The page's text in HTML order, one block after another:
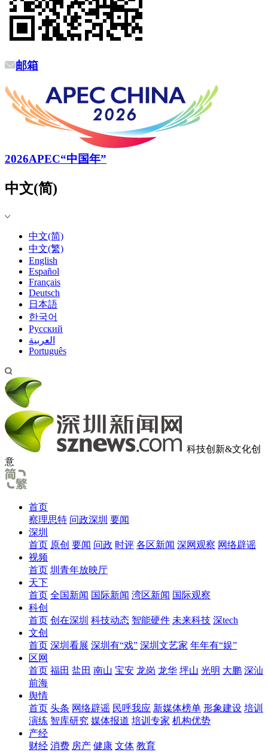
邮箱
2026APEC“中国年”
中文(简)
中文(简)
中文(繁)
English
Español
Français
Deutsch
日本語
한국어
Pусский
العربية
Português
科技创新&文化创
意
首页
察理思特 问政深圳 要闻
深圳
首页 原创 要闻 问政 时评 各区新闻 深网观察 网络辟谣
视频
首页 圳青年放映厅
天下
首页 全国新闻 国际新闻 湾区新闻 国际观察
科创
首页 创在深圳 科技动态 智能硬件 未来科技 深tech
文创
首页 深圳看展 深圳有“戏” 深圳文艺家 年年有“娱”
区网
首页 福田 盐田 南山 宝安 龙岗 龙华 坪山 光明 大鹏 深汕
前海
舆情
首页 头条 网络辟谣 民呼我应 新媒体榜单 形象建设 培训
演练 智库研究 媒体报道 培训专家 机构优势
产经
财经 消费 房产 健康 文体 教育